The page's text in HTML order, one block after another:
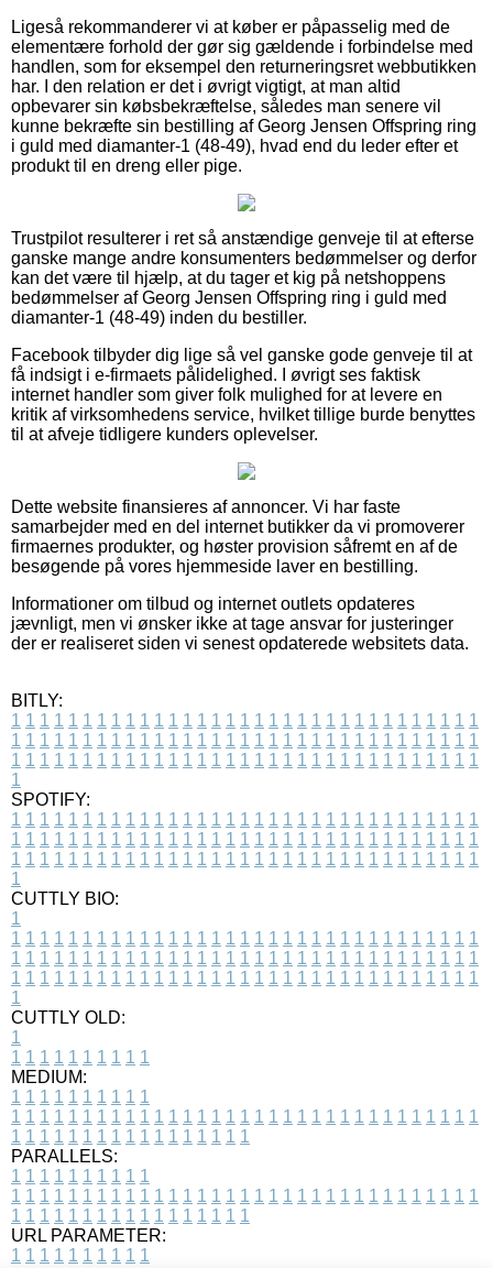
Ligeså rekommanderer vi at køber er påpasselig med de
elementære forhold der gør sig gældende i forbindelse med
handlen, som for eksempel den returneringsret webbutikken
har. I den relation er det i øvrigt vigtigt, at man altid
opbevarer sin købsbekræftelse, således man senere vil
kunne bekræfte sin bestilling af Georg Jensen Offspring ring
i guld med diamanter-1 (48-49), hvad end du leder efter et
produkt til en dreng eller pige.
Trustpilot resulterer i ret så anstændige genveje til at efterse
ganske mange andre konsumenters bedømmelser og derfor
kan det være til hjælp, at du tager et kig på netshoppens
bedømmelser af Georg Jensen Offspring ring i guld med
diamanter-1 (48-49) inden du bestiller.
Facebook tilbyder dig lige så vel ganske gode genveje til at
få indsigt i e-firmaets pålidelighed. I øvrigt ses faktisk
internet handler som giver folk mulighed for at levere en
kritik af virksomhedens service, hvilket tillige burde benyttes
til at afveje tidligere kunders oplevelser.
Dette website finansieres af annoncer. Vi har faste
samarbejder med en del internet butikker da vi promoverer
firmaernes produkter, og høster provision såfremt en af de
besøgende på vores hjemmeside laver en bestilling.
Informationer om tilbud og internet outlets opdateres
jævnligt, men vi ønsker ikke at tage ansvar for justeringer
der er realiseret siden vi senest opdaterede websitets data.
BITLY:
1 1 1 1 1 1 1 1 1 1 1 1 1 1 1 1 1 1 1 1 1 1 1 1 1 1 1 1 1 1 1 1 1
1 1 1 1 1 1 1 1 1 1 1 1 1 1 1 1 1 1 1 1 1 1 1 1 1 1 1 1 1 1 1 1 1
1 1 1 1 1 1 1 1 1 1 1 1 1 1 1 1 1 1 1 1 1 1 1 1 1 1 1 1 1 1 1 1 1
1
SPOTIFY:
1 1 1 1 1 1 1 1 1 1 1 1 1 1 1 1 1 1 1 1 1 1 1 1 1 1 1 1 1 1 1 1 1
1 1 1 1 1 1 1 1 1 1 1 1 1 1 1 1 1 1 1 1 1 1 1 1 1 1 1 1 1 1 1 1 1
1 1 1 1 1 1 1 1 1 1 1 1 1 1 1 1 1 1 1 1 1 1 1 1 1 1 1 1 1 1 1 1 1
1
CUTTLY BIO:
1
1 1 1 1 1 1 1 1 1 1 1 1 1 1 1 1 1 1 1 1 1 1 1 1 1 1 1 1 1 1 1 1 1
1 1 1 1 1 1 1 1 1 1 1 1 1 1 1 1 1 1 1 1 1 1 1 1 1 1 1 1 1 1 1 1 1
1 1 1 1 1 1 1 1 1 1 1 1 1 1 1 1 1 1 1 1 1 1 1 1 1 1 1 1 1 1 1 1 1
1
CUTTLY OLD:
1
1 1 1 1 1 1 1 1 1 1
MEDIUM:
1 1 1 1 1 1 1 1 1 1
1 1 1 1 1 1 1 1 1 1 1 1 1 1 1 1 1 1 1 1 1 1 1 1 1 1 1 1 1 1 1 1 1
1 1 1 1 1 1 1 1 1 1 1 1 1 1 1 1 1
PARALLELS:
1 1 1 1 1 1 1 1 1 1
1 1 1 1 1 1 1 1 1 1 1 1 1 1 1 1 1 1 1 1 1 1 1 1 1 1 1 1 1 1 1 1 1
1 1 1 1 1 1 1 1 1 1 1 1 1 1 1 1 1
URL PARAMETER:
1 1 1 1 1 1 1 1 1 1